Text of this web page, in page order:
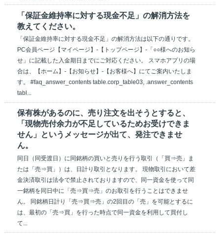
「保証金維持率に対する現金不足」の解消方法を
教えてください。
「保証金維持率に対する現金不足」の解消方法は以下の通りです。
PC会員ページ【マイページ】-【トップページ】-「○○様へのお知ら
せ」に記載した入金期日までにご対応ください。 スマホアプリの場
合は、【ホーム】-【お知らせ】-【お客様へ】にてご案内いたしま
す。 #faq_answer_contents table.corp_table03, .answer_contents
tabl...
保有株があるのに、売り注文を出そうとすると、
「現物売付余力が不足しているためお受けできま
せん」というメッセージが出て、発注できませ
ん。
同日（同受渡日）に同銘柄の買いと売りを行う取引（「買⇒売」ま
たは「売⇒買」）は、日計り取引となります。 現物取引において差
金決済取引は法令で禁止されておりますので、同一資金を使って同
一銘柄を同日中に「売⇒買⇒売」のお取引を行うことはできませ
ん。 同銘柄日計り「売⇒買⇒売」の2回目の「売」を可能とするに
は、最初の「売⇒買」を行った時点で同一資金を利用して買付し
て...